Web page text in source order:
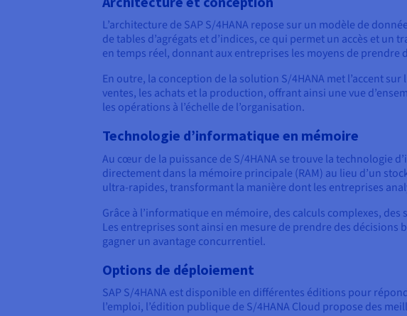
L’architecture de SAP S/4HANA repose sur un modèle de
de tables d’agrégats et d’indices, ce qui permet un accès et
en temps réel, donnant aux entreprises les moyens de prendre
En outre, la conception de la solution S/4HANA met l’accent
ventes, les achats et la production, offrant ainsi une vue
les opérations à l’échelle de l’organisation.
Technologie d’informatique en mémoire
Au cœur de la puissance de S/4HANA se trouve la technologie
directement dans la mémoire principale (RAM) au lieu d’un
ultra-rapides, transformant la manière dont les entreprises
Grâce à l’informatique en mémoire, des calculs complexes,
Les entreprises sont ainsi en mesure de prendre des
gagner un avantage concurrentiel.
Options de déploiement
SAP S/4HANA est disponible en différentes éditions pour
l’emploi, l’édition publique de S/4HANA Cloud propose des